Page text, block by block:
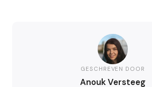
GESCHREVEN DOOR
Anouk Versteeg